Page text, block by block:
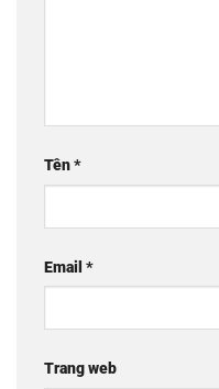
Tên*
Email *
Trang web